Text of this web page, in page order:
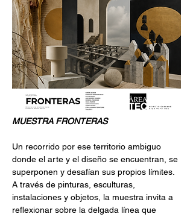
MUESTRA FRONTERAS
Un recorrido por ese territorio ambiguo
donde el arte y el diseño se encuentran, se
superponen y desafían sus propios límites.
A través de pinturas, esculturas,
instalaciones y objetos, la muestra invita a
reflexionar sobre la delgada línea que